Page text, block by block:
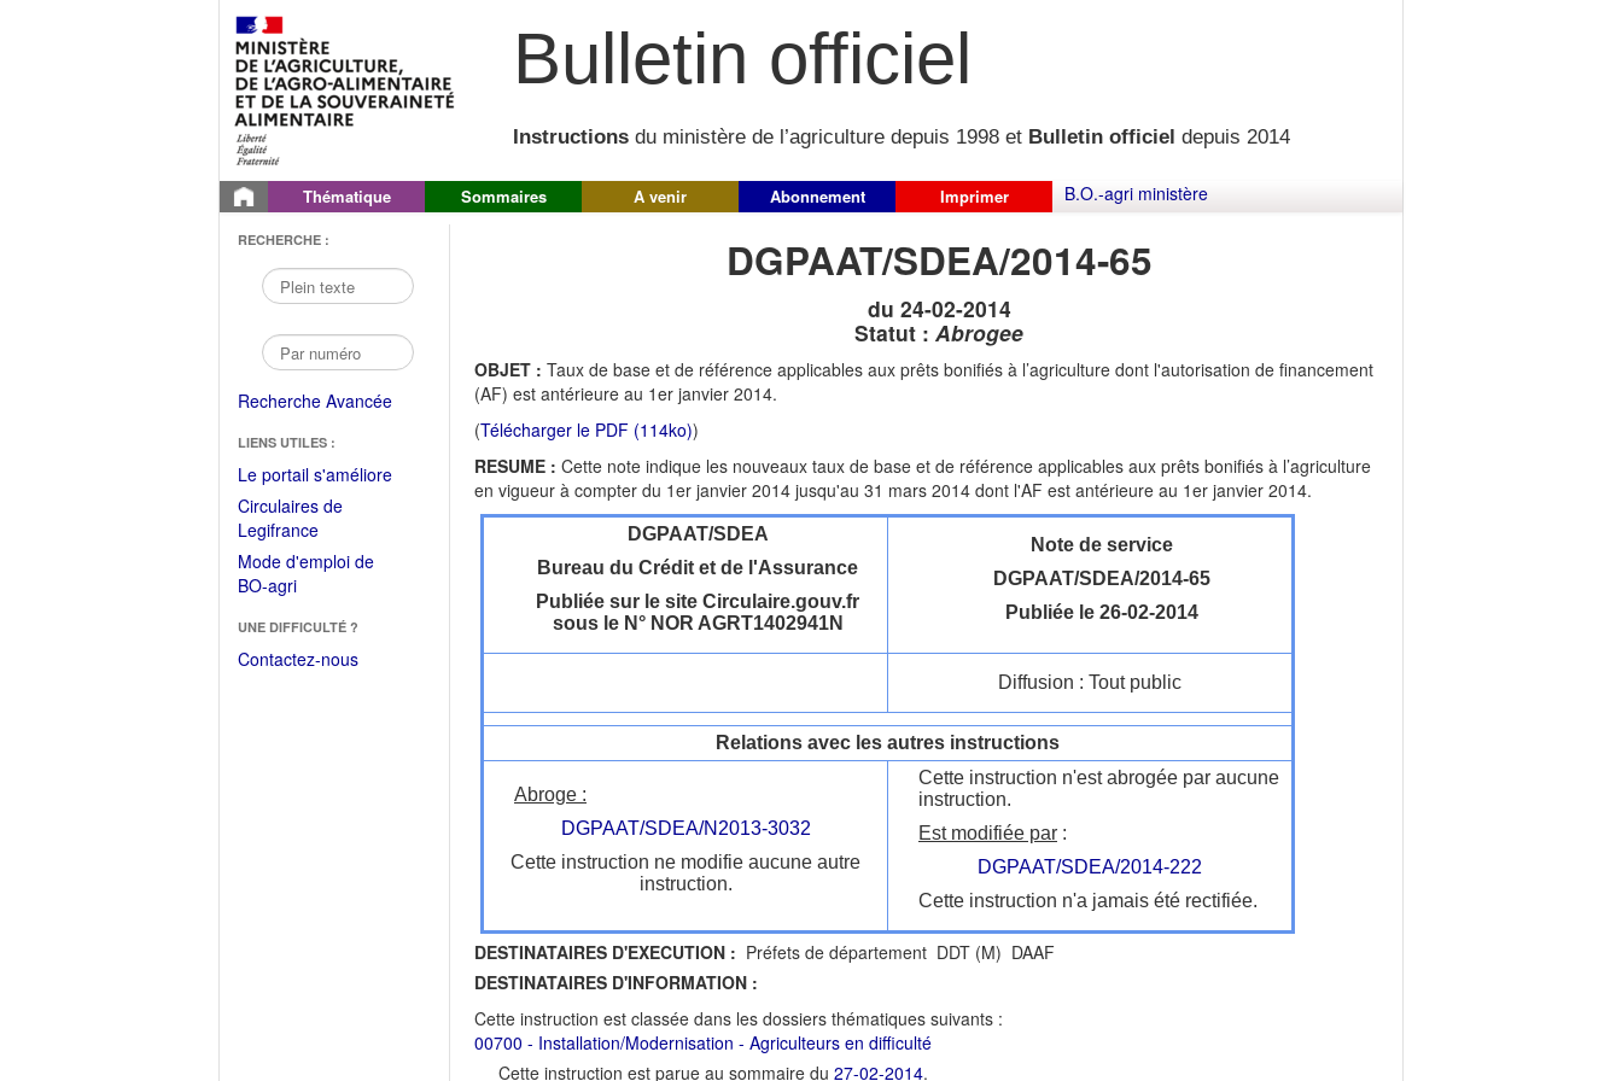
Bulletin officiel
Instructions du ministère de l’agriculture depuis 1998 et Bulletin officiel depuis 2014
Thématique Sommaires A venir Abonnement Imprimer B.O.-agri ministère
RECHERCHE :
Recherche Avancée
LIENS UTILES :
Le portail s'améliore(Fichier
Circulaires de
Legifrance(Ouvrir
dans
une
fenêtre)
Mode d'emploi de
BO-agri(Ouvrir
une
nouvelle
UNE DIFFICULTÉ ?
Contactez-nous
DGPAAT/SDEA/2014-65
du 24-02-2014
Statut : Abrogee
OBJET : Taux de base et de référence applicables aux prêts bonifiés à l’agriculture dont l'autorisation de financement
(AF) est antérieure au 1er janvier 2014.
(Télécharger le PDF (114ko))
RESUME : Cette note indique les nouveaux taux de base et de référence applicables aux prêts bonifiés à l’agriculture
en vigueur à compter du 1er janvier 2014 jusqu'au 31 mars 2014 dont l'AF est antérieure au 1er janvier 2014.
DGPAAT/SDEA
Bureau du Crédit et de l'Assurance
Publiée sur le site Circulaire.gouv.fr
sous le N° NOR AGRT1402941N
Note de service
DGPAAT/SDEA/2014-65
Publiée le 26-02-2014
Diffusion : Tout public
Relations avec les autres instructions
Abroge :
DGPAAT/SDEA/N2013-3032
Cette instruction ne modifie aucune autre
instruction.
Cette instruction n'est abrogée par aucune
instruction.
Est modifiée par :
DGPAAT/SDEA/2014-222
Cette instruction n'a jamais été rectifiée.
DESTINATAIRES D'EXECUTION : Préfets de département DDT (M) DAAF
DESTINATAIRES D'INFORMATION :
Cette instruction est classée dans les dossiers thématiques suivants :
00700 - Installation/Modernisation - Agriculteurs en difficulté
Cette instruction est parue au sommaire du 27-02-2014.